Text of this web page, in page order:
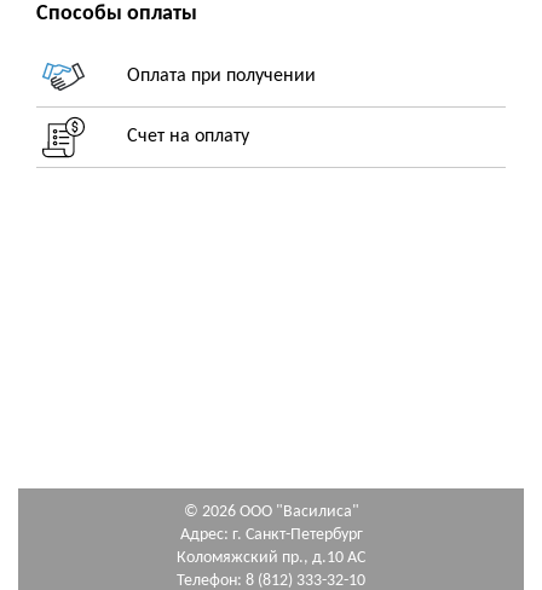
Способы оплаты
Оплата при получении
Счет на оплату
© 2026 ООО "Василиса"
Адрес: г. Санкт-Петербург
Коломяжский пр., д.10 АС
Телефон: 8 (812) 333-32-10